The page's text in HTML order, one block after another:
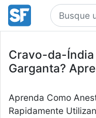
Cravo-da-Índia
Garganta?
Aprenda Como
Rapidamente